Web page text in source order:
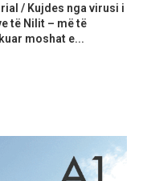
/ Kujdes nga virusi i
të Nilit – më të
moshat e...